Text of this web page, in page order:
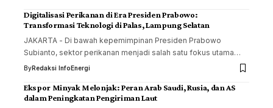
Digitalisasi Perikanan di Era Presiden Prabowo:
Transformasi Teknologi di Palas, Lampung Selatan
JAKARTA - Di bawah kepemimpinan Presiden Prabowo
Subianto, sektor perikanan menjadi salah satu fokus utama…
ByRedaksi InfoEnergi
Ekspor Minyak Melonjak: Peran Arab Saudi, Rusia, dan AS
dalam Peningkatan Pengiriman Laut